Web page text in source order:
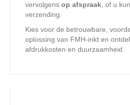
vervolgens op afspraak, of u
verzending.
Kies voor de betrouwbare,
oplossing van FMH-inkt en
afdrukkosten en duurzaamheid.